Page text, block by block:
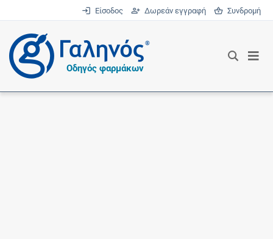
Είσοδος Δωρεάν εγγραφή Συνδρομή
®
Οδηγός φαρμάκων